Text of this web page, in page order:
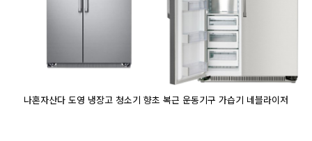
나혼자산다 도영 냉장고 청소기 향초 복근 운동기구 가습기 네블라이저